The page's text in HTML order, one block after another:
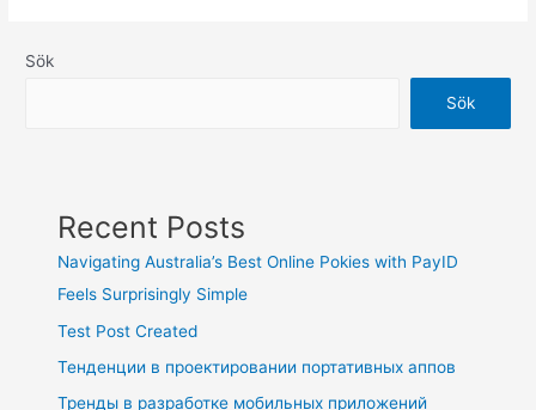
Sök
Sök
Recent Posts
Navigating Australia’s Best Online Pokies with PayID
Feels Surprisingly Simple
Test Post Created
Тенденции в проектировании портативных аппов
Тренды в разработке мобильных приложений